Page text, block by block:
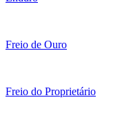
Freio de Ouro
Freio do Proprietário